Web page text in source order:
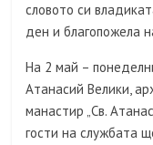
словото си
ден и благопожела
На 2 май –
Атанасий Велики,
манастир „Св.
гости на службата